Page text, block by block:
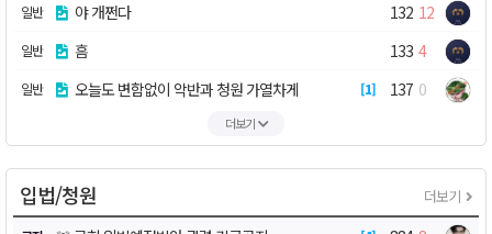
일반 야 개쩐다 12
132
일반 흠 4
133
일반 오늘도 변함없이 악반과 청원 가열차게 1 0
137
더보기
입법/청원 더보기